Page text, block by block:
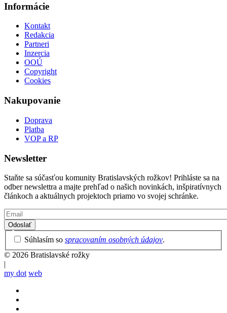
Informácie
Kontakt
Redakcia
Partneri
Inzercia
OOÚ
Copyright
Cookies
Nakupovanie
Doprava
Platba
VOP a RP
Newsletter
Staňte sa súčasťou komunity Bratislavských rožkov! Prihláste sa na
odber newslettra a majte prehľad o našich novinkách, inšpiratívnych
článkoch a aktuálnych projektoch priamo vo svojej schránke.
Email
Privacy
Policy
Súhlasím so spracovaním osobných údajov.
© 2026 Bratislavské rožky
|
my dot web